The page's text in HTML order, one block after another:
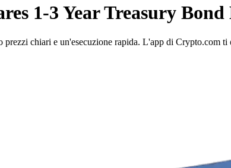
1-3 Year Treasury Bond
chiari e un'esecuzione rapida. L'app di Crypto.com